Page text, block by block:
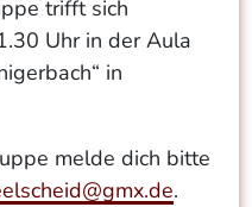
trifft sich
Uhr in der Aula
in
melde dich bitte
.